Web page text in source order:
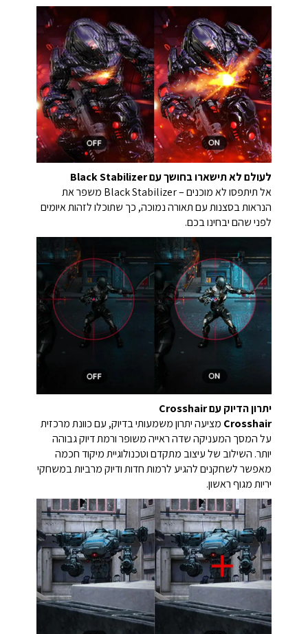
לעולם לא תישארו בחושך עם ‏Black Stabilizer‏
אל תיתפסו לא מוכנים – ‏Black Stabilizer‏ משפר את
הנראות בסצנות עם תאורה נמוכה, כך שתוכלו לזהות איומים
לפני שהם יבחינו בכם.
יתרון הדיוק עם Crosshair
Crosshair מציעה יתרון משמעותי בדיוק, עם כוונת מרכזית
על המסך המעניקה שדה ראייה משופר ורמת דיוק גבוהה
יותר. השילוב של עיצוב מתקדם וטכנולוגיית מיקוד חכמה
מאפשר לשחקנים להגיע לרמות חדות ודיוק מרביות במשחקי
יריות מגוף ראשון.